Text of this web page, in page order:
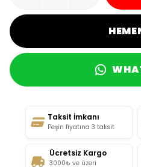
Taksit İmkanı
Peşin fiyatına 3 taksit
Ücretsiz Kargo
3000₺ ve üzeri